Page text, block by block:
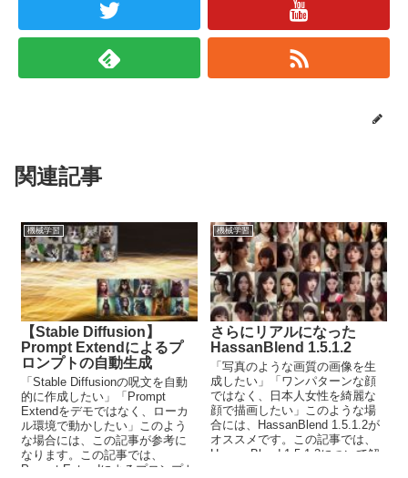
関連記事
機械学習
【Stable Diffusion】
Prompt Extendによるプ
ロンプトの自動生成
「Stable Diffusionの呪文を自動
的に作成したい」「Prompt
Extendをデモではなく、ローカ
ル環境で動かしたい」このよう
な場合には、この記事が参考に
なります。この記事では、
Prompt Extendによるプロンプト
機械学習
さらにリアルになった
HassanBlend 1.5.1.2
「写真のような画質の画像を生
成したい」「ワンパターンな顔
ではなく、日本人女性を綺麗な
顔で描画したい」このような場
合には、HassanBlend 1.5.1.2が
オススメです。この記事では、
HassanBlend 1.5.1.2について解